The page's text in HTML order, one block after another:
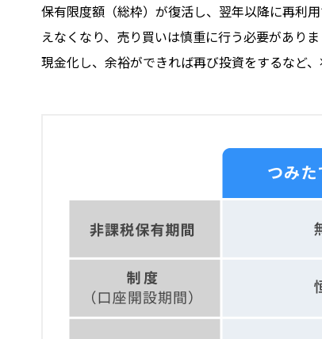
保有限度額（総枠）が復活し、翌年以降に再利
えなくなり、売り買いは慎重に行う必要があり
現金化し、余裕ができれば再び投資をするなど